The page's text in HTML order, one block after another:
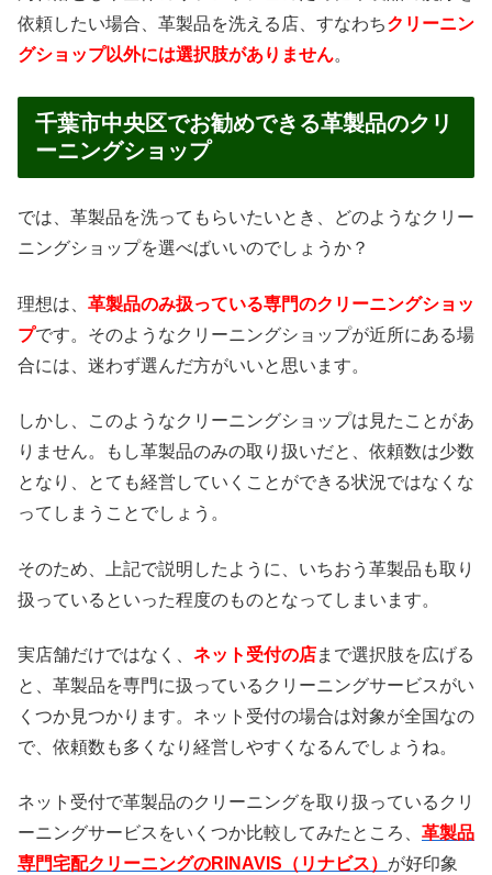
依頼したい場合、革製品を洗える店、すなわちクリーニン
グショップ以外には選択肢がありません。
千葉市中央区でお勧めできる革製品のクリ
ーニングショップ
では、革製品を洗ってもらいたいとき、どのようなクリー
ニングショップを選べばいいのでしょうか？
理想は、 革製品のみ扱っている専門のクリーニングショッ
プです。そのようなクリーニングショップが近所にある場
合には、迷わず選んだ方がいいと思います。
しかし、このようなクリーニングショップは見たことがあ
りません。もし革製品のみの取り扱いだと、依頼数は少数
となり、とても経営していくことができる状況ではなくな
ってしまうことでしょう。
そのため、上記で説明したように、いちおう革製品も取り
扱っているといった程度のものとなってしまいます。
実店舗だけではなく、 ネット受付の店まで選択肢を広げる
と、革製品を専門に扱っているクリーニングサービスがい
くつか見つかります。ネット受付の場合は対象が全国なの
で、依頼数も多くなり経営しやすくなるんでしょうね。
ネット受付で革製品のクリーニングを取り扱っているクリ
ーニングサービスをいくつか比較してみたところ、 革製品
専門宅配クリーニングのRINAVIS（リナビス） が好印象